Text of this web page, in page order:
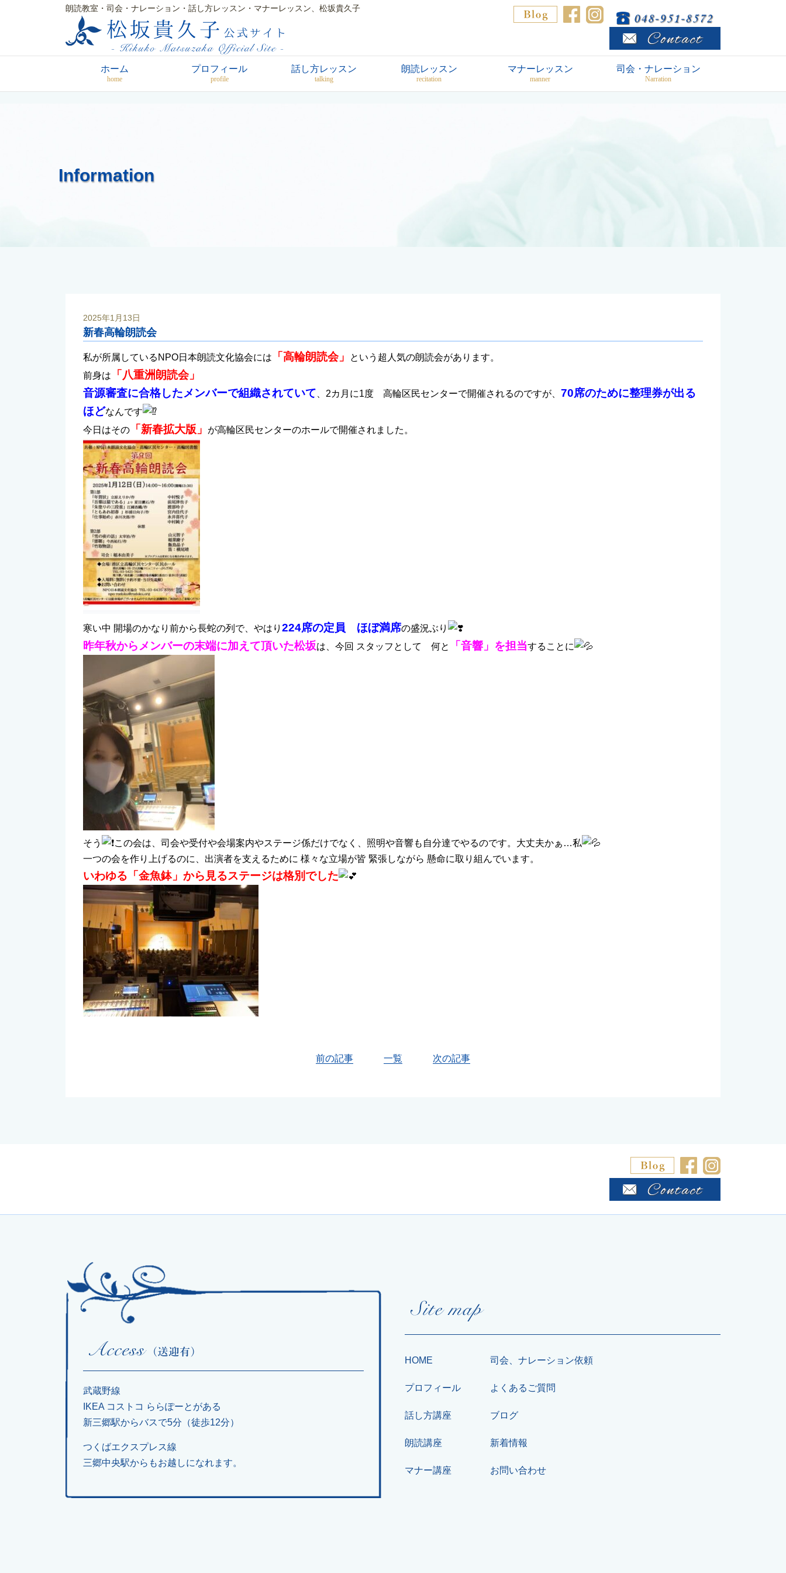
朗読教室・司会・ナレーション・話し方レッスン・マナーレッスン、松坂貴久子
ホーム
home
プロフィール
profile
話し方レッスン
talking
朗読レッスン
recitation
マナーレッスン
manner
司会・ナレーション
Narration
Information
2025年1月13日
新春高輪朗読会
私が所属しているNPO日本朗読文化協会には 「高輪朗読会」
という超人気の朗読会があります。
前身は
「八重洲朗読会」
音源審査に合格したメンバーで組織されていて 、2カ月に1度 高輪区民センターで開催されるのですが、 70席のために整理券が出る
ほどなんです
今日はその
「新春拡大版」 が高輪区民センターのホールで開催されました。
寒い中 開場のかなり前から長蛇の列で、やはり 224席の定員 ほぼ満席の盛況ぶり
昨年秋からメンバーの末端に加えて頂いた松坂は、今回 スタッフとして 何と 「音響」を担当することに
そう
この会は、司会や受付や会場案内やステージ係だけでなく、照明や音響も自分達でやるのです。大丈夫かぁ…私
一つの会を作り上げるのに、出演者を支えるために 様々な立場が皆 緊張しながら 懸命に取り組んでいます。
いわゆる「金魚鉢」から見るステージは格別でした
前の記事 一覧 次の記事
武蔵野線
IKEA コストコ ららぽーとがある
新三郷駅からバスで5分（徒歩12分）
つくばエクスプレス線
三郷中央駅からもお越しになれます。
HOME
プロフィール
話し方講座
朗読講座
マナー講座
司会、ナレーション依頼
よくあるご質問
ブログ
新着情報
お問い合わせ